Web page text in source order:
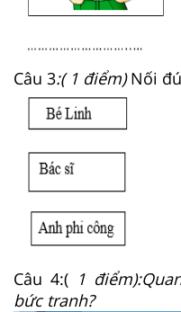
Câu 3:( 1 điểm)Nối
Câu 4:( 1
bức tranh?